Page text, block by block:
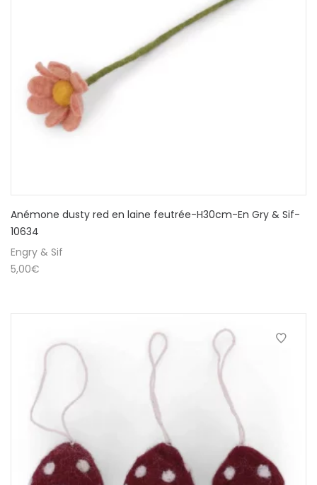
Anémone dusty red en laine feutrée-H30cm-En Gry & Sif-
10634
Engry & Sif
5,00€